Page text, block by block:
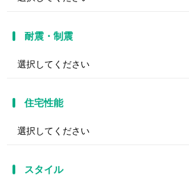
耐震・制震
住宅性能
スタイル